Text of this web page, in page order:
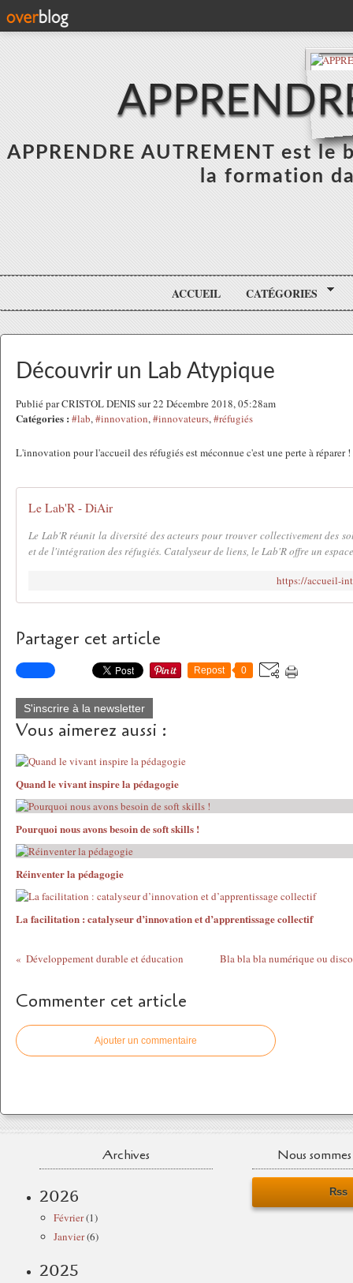
APPRENDRE AUTREMENT est
la formation
ACCUEIL CATÉGORIES
Découvrir un Lab Atypique
Publié par CRISTOL DENIS sur 22 Décembre 2018, 05:28am
Catégories : #lab,#innovation,#innovateurs,#réfugiés
L'innovation pour l'accueil des réfugiés est méconnue c'est une perte à réparer !
Le Lab'R - DiAir
Le Lab'R réunit la diversité des acteurs pour trouver collectivement des
et de l'intégration des réfugiés. Catalyseur de liens, le Lab'R offre un
https://accueil-
Partager cet article
Repost 0
S'inscrire à la newsletter
Vous aimerez aussi :
Quand le vivant inspire la pédagogie
Pourquoi nous avons besoin de soft skills !
Réinventer la pédagogie
La facilitation : catalyseur d’innovation et d’apprentissage collectif
Développement durable et éducation Bla bla bla numérique ou
Commenter cet article
Ajouter un commentaire
Archives
2026
Février(1)
Janvier(6)
2025
Nous
Rss